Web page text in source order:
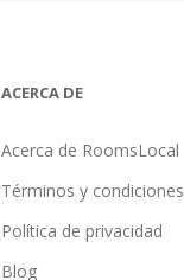
ACERCA DE
Acerca de RoomsLocal
Términos y condiciones
Política de privacidad
Blog